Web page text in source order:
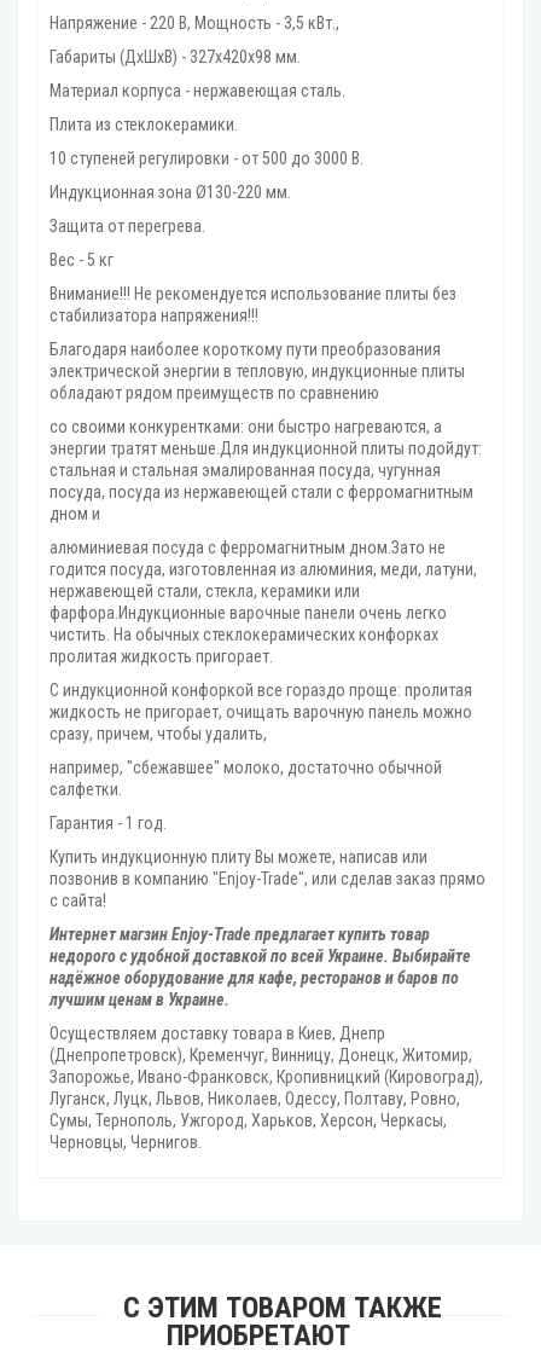
Напряжение - 220 В, Мощность - 3,5 кВт.,
Габариты (ДхШхВ) - 327х420х98 мм.
Материал корпуса - нержавеющая сталь.
Плита из стеклокерамики.
10 ступеней регулировки - от 500 до 3000 В.
Индукционная зона Ø130-220 мм.
Защита от перегрева.
Вес - 5 кг
Внимание!!! Не рекомендуется использование плиты без
стабилизатора напряжения!!!
Благодаря наиболее короткому пути преобразования
электрической энергии в тепловую, индукционные плиты
обладают рядом преимуществ по сравнению
со своими конкурентками: они быстро нагреваются, а
энергии тратят меньше.Для индукционной плиты подойдут:
стальная и стальная эмалированная посуда, чугунная
посуда, посуда из нержавеющей стали с ферромагнитным
дном и
алюминиевая посуда с ферромагнитным дном.Зато не
годится посуда, изготовленная из алюминия, меди, латуни,
нержавеющей стали, стекла, керамики или
фарфора.Индукционные варочные панели очень легко
чистить. На обычных стеклокерамических конфорках
пролитая жидкость пригорает.
С индукционной конфоркой все гораздо проще: пролитая
жидкость не пригорает, очищать варочную панель можно
сразу, причем, чтобы удалить,
например, "сбежавшее" молоко, достаточно обычной
салфетки.
Гарантия - 1 год.
Купить индукционную плиту Вы можете, написав или
позвонив в компанию "Enjoy-Trade", или сделав заказ прямо
с сайта!
Интернет магзин Enjoy-Trade предлагает купить товар
недорого с удобной доставкой по всей Украине. Выбирайте
надёжное оборудование для кафе, ресторанов и баров по
лучшим ценам в Украине.
Осуществляем доставку товара в Киев, Днепр
(Днепропетровск), Кременчуг, Винницу, Донецк‎, Житомир,
Запорожье, Ивано-Франковск, Кропивницкий‎ (Кировоград),
Луганск, Луцк, Львов, Николаев, Одессу, Полтаву, Ровно,
Сумы, Тернополь, Ужгород‎, Харьков, Херсон‎, Черкасы,
Черновцы, Чернигов.
С ЭТИМ ТОВАРОМ ТАКЖЕ
ПРИОБРЕТАЮТ